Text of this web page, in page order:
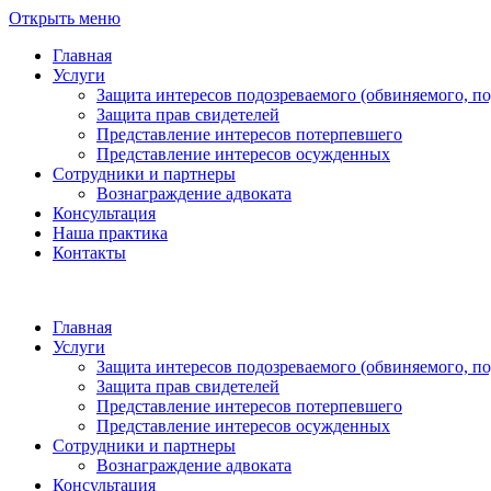
Открыть меню
Главная
Услуги
Защита интересов подозреваемого (обвиняемого,
Защита прав свидетелей
Представление интересов потерпевшего
Представление интересов осужденных
Сотрудники и партнеры
Вознаграждение адвоката
Консультация
Наша практика
Контакты
Главная
Услуги
Защита интересов подозреваемого (обвиняемого,
Защита прав свидетелей
Представление интересов потерпевшего
Представление интересов осужденных
Сотрудники и партнеры
Вознаграждение адвоката
Консультация